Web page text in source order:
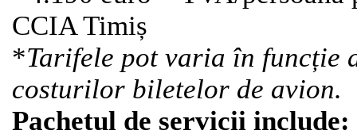
CCIA Timiș
*Tarifele pot varia în funcție
costurilor biletelor de avion.
Pachetul de servicii include: